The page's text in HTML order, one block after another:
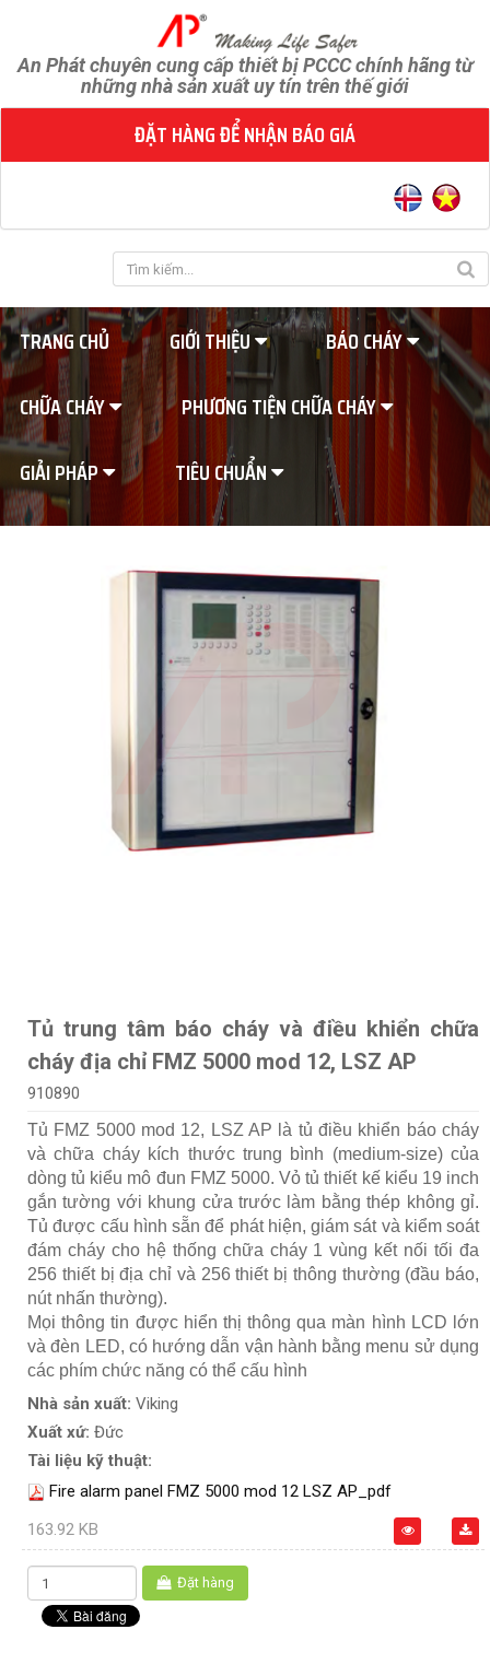
An Phát chuyên cung cấp thiết bị PCCC chính hãng từ
những nhà sản xuất uy tín trên thế giới
ĐẶT HÀNG ĐỂ NHẬN BÁO GIÁ
TRANG CHỦ GIỚI THIỆU
BÁO CHÁY
CHỮA CHÁY
PHƯƠNG TIỆN CHỮA CHÁY
GIẢI PHÁP
TIÊU CHUẨN
Tủ trung tâm báo cháy và điều khiển chữa
cháy địa chỉ FMZ 5000 mod 12, LSZ AP
910890
Tủ FMZ 5000 mod 12, LSZ AP là tủ điều khiển báo cháy
và chữa cháy kích thước trung bình (medium-size) của
dòng tủ kiểu mô đun FMZ 5000. Vỏ tủ thiết kế kiểu 19 inch
gắn tường với khung cửa trước làm bằng thép không gỉ.
Tủ được cấu hình sẵn để phát hiện, giám sát và kiểm soát
đám cháy cho hệ thống chữa cháy 1 vùng kết nối tối đa
256 thiết bị địa chỉ và 256 thiết bị thông thường (đầu báo,
nút nhấn thường).
Mọi thông tin được hiển thị thông qua màn hình LCD lớn
và đèn LED, có hướng dẫn vận hành bằng menu sử dụng
các phím chức năng có thể cấu hình
Nhà sản xuất: Viking
Xuất xứ: Đức
Tài liệu kỹ thuật:
Fire alarm panel FMZ 5000 mod 12 LSZ AP_pdf
163.92 KB
Đặt hàng